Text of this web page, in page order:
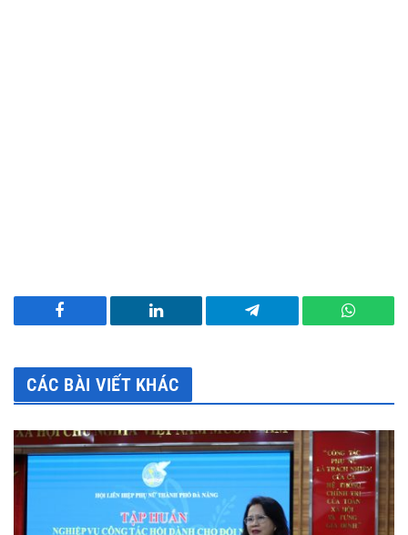
Facebook LinkedIn Telegram
CÁC BÀI VIẾT KHÁC